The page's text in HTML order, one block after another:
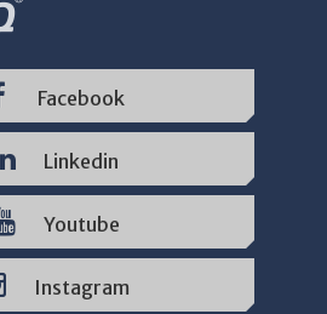
Facebook
Linkedin
Youtube
Instagram